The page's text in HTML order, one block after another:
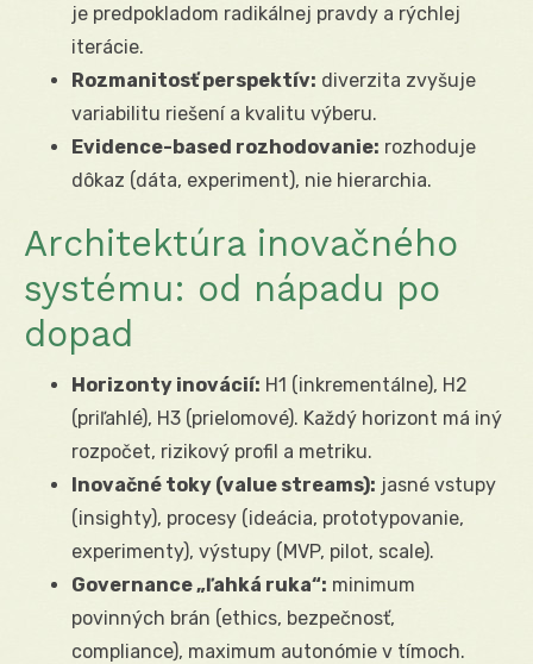
je predpokladom radikálnej pravdy a rýchlej
iterácie.
Rozmanitosť perspektív: diverzita zvyšuje
variabilitu riešení a kvalitu výberu.
Evidence-based rozhodovanie: rozhoduje
dôkaz (dáta, experiment), nie hierarchia.
Architektúra inovačného
systému: od nápadu po
dopad
Horizonty inovácií: H1 (inkrementálne), H2
(priľahlé), H3 (prielomové). Každý horizont má iný
rozpočet, rizikový profil a metriku.
Inovačné toky (value streams): jasné vstupy
(insighty), procesy (ideácia, prototypovanie,
experimenty), výstupy (MVP, pilot, scale).
Governance „ľahká ruka“: minimum
povinných brán (ethics, bezpečnosť,
compliance), maximum autonómie v tímoch.